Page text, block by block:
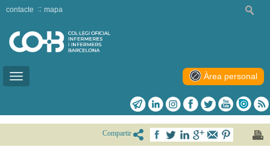
Toggle
contacte mapa
Àrea personal
Compartir